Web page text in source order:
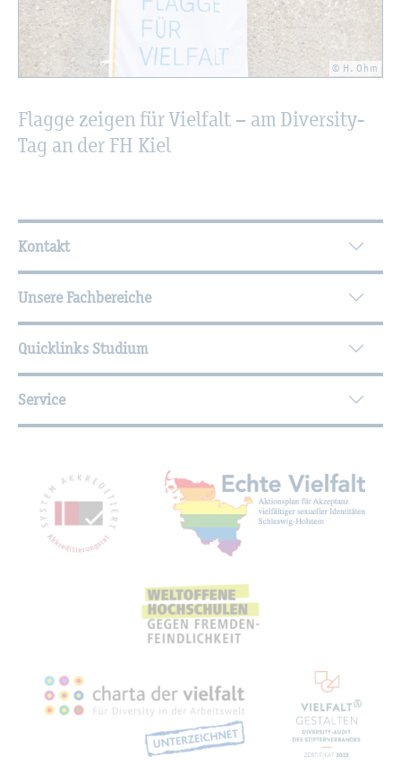
© H. Ohm
Flag­ge zei­gen für Viel­falt – am Di­ver­si­ty-
Tag an der FH Kiel
Wei­ter­füh­ren­de In­for­ma­tio­nen
Kontakt
Unsere Fachbereiche
Quicklinks Studium
Service
Mit­glied­schaf­ten,